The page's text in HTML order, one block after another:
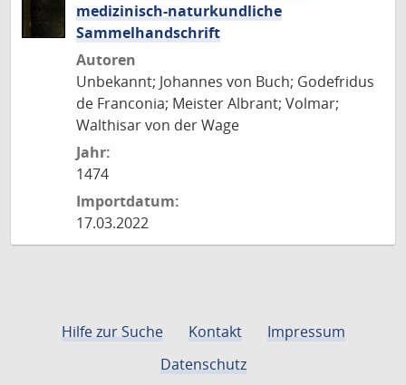
medizinisch-naturkundliche
Sammelhandschrift
Autoren
Unbekannt; Johannes von Buch; Godefridus
de Franconia; Meister Albrant; Volmar;
Walthisar von der Wage
Jahr:
1474
Importdatum:
17.03.2022
Hilfe zur Suche Kontakt
Impressum
Datenschutz